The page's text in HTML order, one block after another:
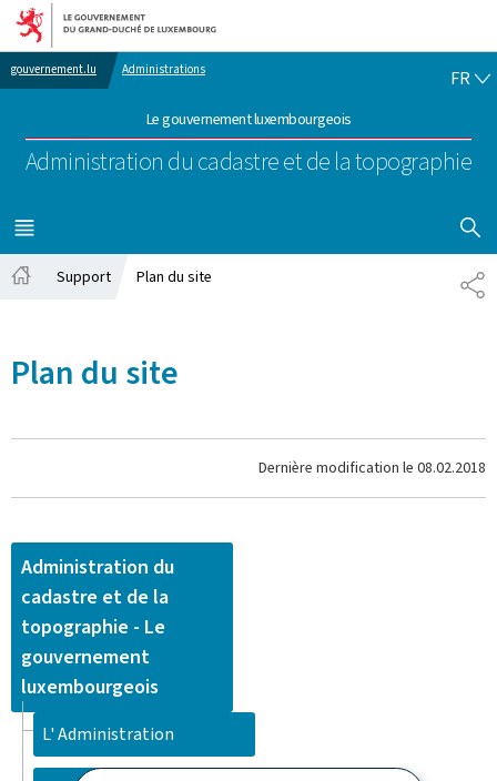
Aller au menu principal
Aller au contenu
gouvernement.lu Administrations
Le gouvernement luxembourgeois
Administration du cadastre et de la topographie
FR
MENU
PRINCIPAL
Support Plan du site
Plan du site
Dernière modification le 08.02.2018
Administration du
cadastre et de la
topographie - Le
gouvernement
luxembourgeois
L' Administration